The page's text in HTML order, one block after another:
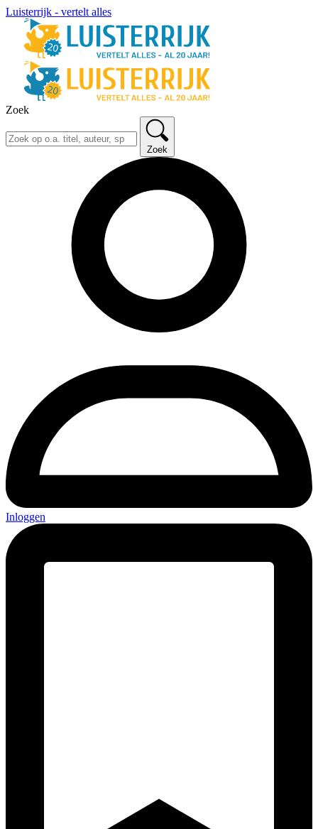
Luisterrijk - vertelt alles
Zoek
Zoek
Inloggen